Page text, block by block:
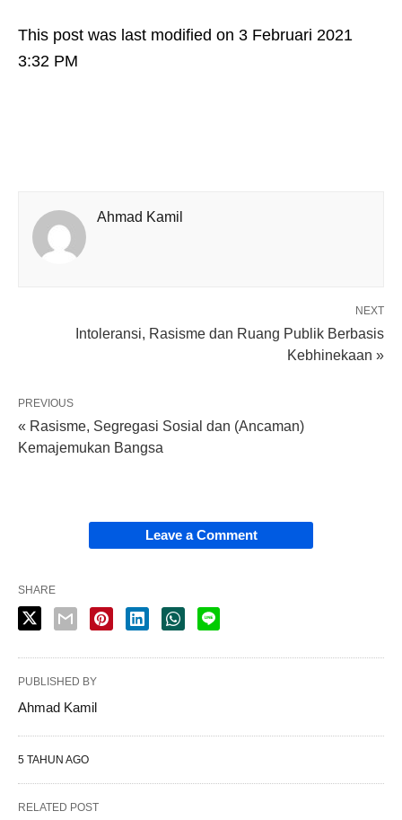
This post was last modified on 3 Februari 2021
3:32 PM
Ahmad Kamil
NEXT
Intoleransi, Rasisme dan Ruang Publik Berbasis
Kebhinekaan »
PREVIOUS
« Rasisme, Segregasi Sosial dan (Ancaman)
Kemajemukan Bangsa
Leave a Comment
SHARE
PUBLISHED BY
Ahmad Kamil
5 TAHUN AGO
RELATED POST